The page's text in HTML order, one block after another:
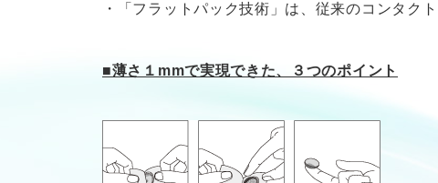
・「フラットパック技術」は、従来のコンタク
■薄さ１mmで実現できた、３つのポイント